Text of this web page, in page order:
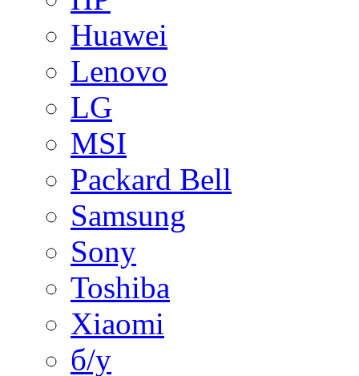
Huawei
Lenovo
LG
MSI
Packard Bell
Samsung
Sony
Toshiba
Xiaomi
б/у